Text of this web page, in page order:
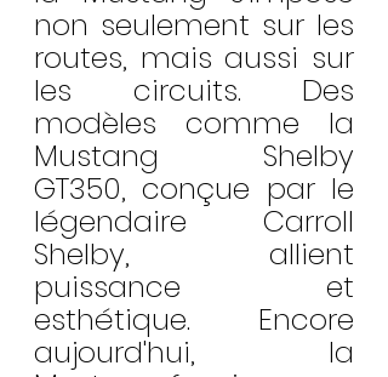
non seulement sur les
routes, mais aussi sur
les circuits. Des
modèles comme la
Mustang Shelby
GT350, conçue par le
légendaire Carroll
Shelby, allient
puissance et
esthétique. Encore
aujourd'hui, la